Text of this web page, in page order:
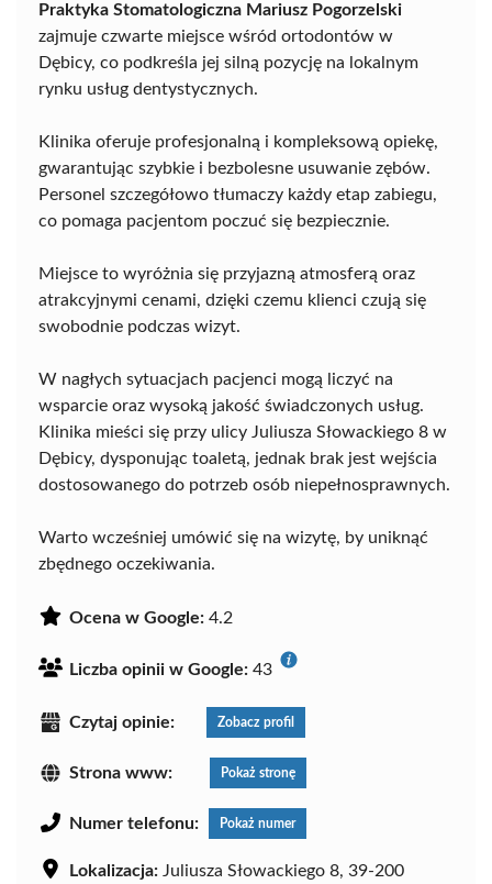
Praktyka Stomatologiczna Mariusz Pogorzelski
zajmuje czwarte miejsce wśród ortodontów w
Dębicy, co podkreśla jej silną pozycję na lokalnym
rynku usług dentystycznych.
Klinika oferuje profesjonalną i kompleksową opiekę,
gwarantując szybkie i bezbolesne usuwanie zębów.
Personel szczegółowo tłumaczy każdy etap zabiegu,
co pomaga pacjentom poczuć się bezpiecznie.
Miejsce to wyróżnia się przyjazną atmosferą oraz
atrakcyjnymi cenami, dzięki czemu klienci czują się
swobodnie podczas wizyt.
W nagłych sytuacjach pacjenci mogą liczyć na
wsparcie oraz wysoką jakość świadczonych usług.
Klinika mieści się przy ulicy Juliusza Słowackiego 8 w
Dębicy, dysponując toaletą, jednak brak jest wejścia
dostosowanego do potrzeb osób niepełnosprawnych.
Warto wcześniej umówić się na wizytę, by uniknąć
zbędnego oczekiwania.
Ocena w Google: 4.2
Liczba opinii w Google: 43
Czytaj opinie: Zobacz profil
Strona www: Pokaż stronę
Numer telefonu: Pokaż numer
Lokalizacja: Juliusza Słowackiego 8, 39-200